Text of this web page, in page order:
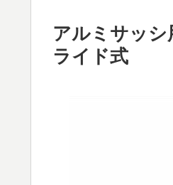
アルミサッシ
ライド式